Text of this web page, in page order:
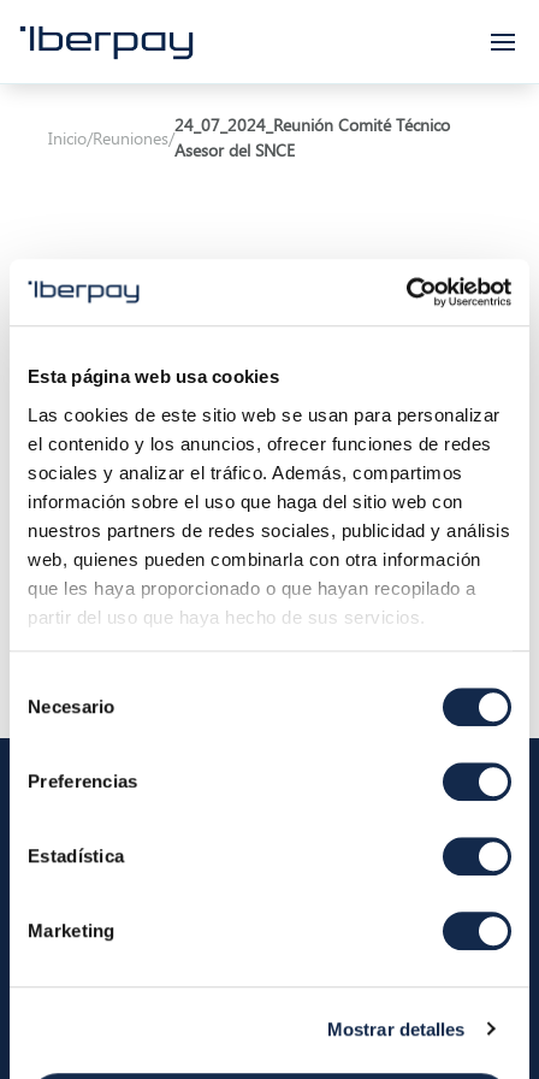
Esta página web usa cookies
Las cookies de este sitio web se usan para personalizar
el contenido y los anuncios, ofrecer funciones de redes
sociales y analizar el tráfico. Además, compartimos
información sobre el uso que haga del sitio web con
nuestros partners de redes sociales, publicidad y análisis
web, quienes pueden combinarla con otra información
que les haya proporcionado o que hayan recopilado a
partir del uso que haya hecho de sus servicios.
consentimiento
Necesario
Preferencias
Estadística
Marketing
Mostrar detalles
Iberpay
Inicio/Reuniones/
24_07_2024_Reunión Comité Técnico
Asesor del SNCE
Inicio de la reunión:24/07/2024 00:00
Final de la reunión:01/07/2024 13:00
Localización:Calle Marqués de Villamagna 6, 3ª
planta 28001 Madrid (Oficina Iberpay) - Consejo
de Administración
Descripción:
Iberpay
About us